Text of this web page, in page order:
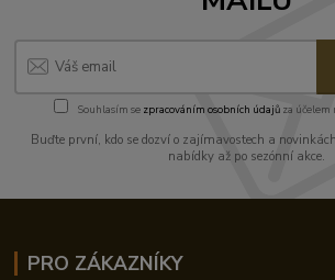
Souhlasím se zpracováním osobních údajůza účelem
Buďte první, kdo se dozví o zajímavostech a
nabídky až po sezónní akce.
PRO ZÁKAZNÍKY